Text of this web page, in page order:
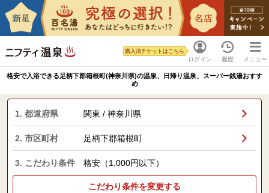
ログイン
購入済チケットはこちら
履歴 メニュー
格安で入浴できる足柄下郡箱根町(神奈川県)の温泉、日帰り温泉、スーパー銭湯おすす
め
1. 都道府県 関東 / 神奈川県
2. 市区町村 足柄下郡箱根町
3. こだわり条件 格安（1,000円以下）
こだわり条件を変更する